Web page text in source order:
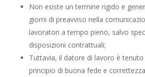
Non esiste un termine rigido e
giorni di preavviso nella
lavoratori a tempo pieno, salvo
disposizioni contrattuali;
Tuttavia, il datore di lavoro è
principio di buona fede e